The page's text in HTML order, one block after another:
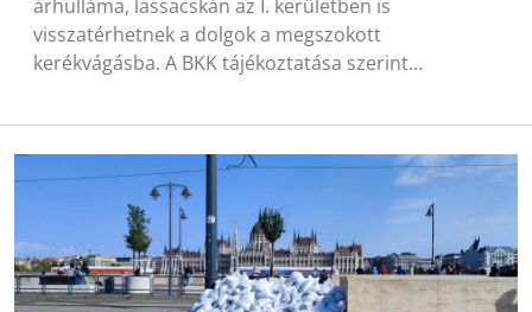
árhulláma, lassacskán az I. kerületben is
visszatérhetnek a dolgok a megszokott
kerékvágásba. A BKK tájékoztatása szerint…